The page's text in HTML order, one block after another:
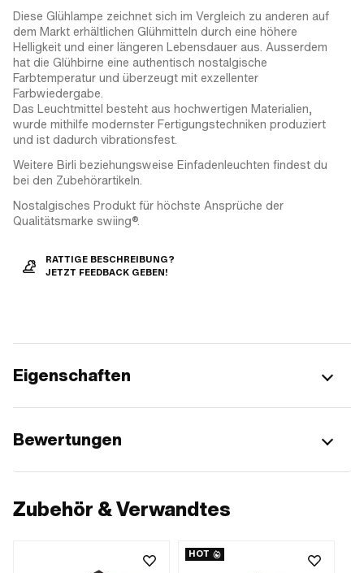
Diese Glühlampe zeichnet sich im Vergleich zu anderen auf
dem Markt erhältlichen Glühmitteln durch eine höhere
Helligkeit und einer längeren Lebensdauer aus. Ausserdem
hat die Glühbirne eine authentisch nostalgische
Farbtemperatur und überzeugt mit exzellenter
Farbwiedergabe.
Das Leuchtmittel besteht aus hochwertigen Materialien,
wurde mithilfe modernster Fertigungstechniken produziert
und ist dadurch vibrationsfest.
Weitere Birli beziehungsweise Einfadenleuchten findest du
bei den Zubehörartikeln.
Nostalgisches Produkt für höchste Ansprüche der
Qualitätsmarke swiing®.
RATTIGE BESCHREIBUNG?
JETZT FEEDBACK GEBEN!
Eigenschaften
Bewertungen
Zubehör & Verwandtes
HOT